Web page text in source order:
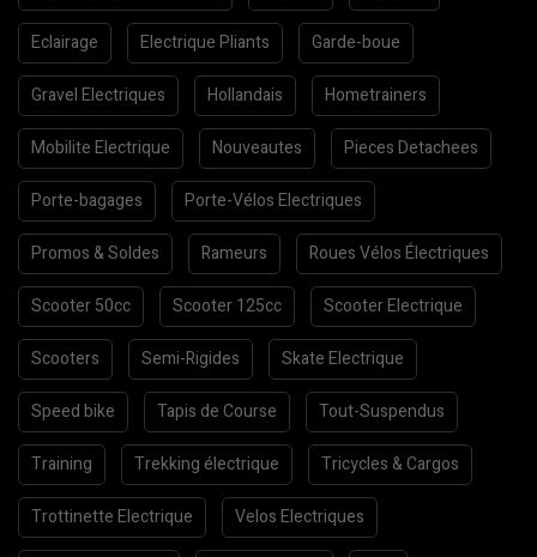
Eclairage Electrique Pliants Garde-boue
Gravel Electriques Hollandais Hometrainers
Mobilite Electrique Nouveautes Pieces Detachees
Porte-bagages Porte-Vélos Electriques
Promos & Soldes Rameurs Roues Vélos Électriques
Scooter 50cc Scooter 125cc Scooter Electrique
Scooters Semi-Rigides Skate Electrique
Speed bike Tapis de Course Tout-Suspendus
Training Trekking électrique Tricycles & Cargos
Trottinette Electrique Velos Electriques